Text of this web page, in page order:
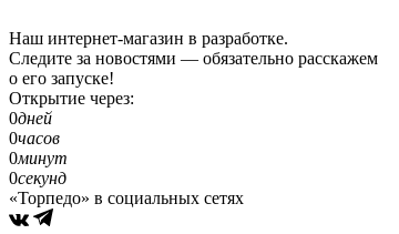
Наш интернет-магазин в разработке.
Следите за новостями — обязательно расскажем
о его запуске!
Открытие через:
0дней
0часов
0минут
0секунд
«Торпедо» в социальных сетях